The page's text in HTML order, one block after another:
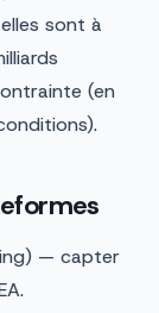
sont à
(en
— capter